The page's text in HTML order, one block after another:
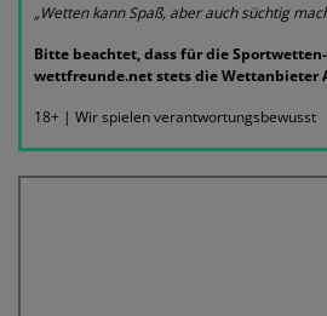
„Wetten kann Spaß, aber auch süchtig
Bitte beachtet, dass für die
wettfreunde.net stets die Wettanbieter
18+ | Wir spielen verantwortungsbewusst